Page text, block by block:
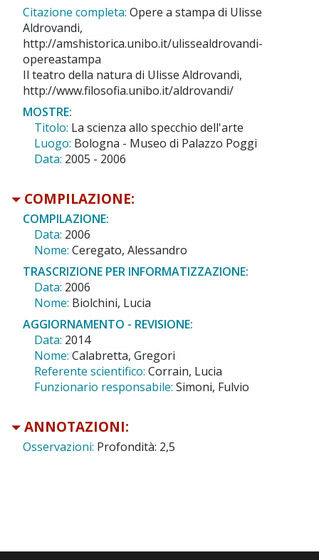
Citazione completa: Opere a stampa di Ulisse
Aldrovandi,
http://amshistorica.unibo.it/ulissealdrovandi-
opereastampa
Il teatro della natura di Ulisse Aldrovandi,
http://www.filosofia.unibo.it/aldrovandi/
MOSTRE:
Titolo: La scienza allo specchio dell'arte
Luogo: Bologna - Museo di Palazzo Poggi
Data: 2005 - 2006
COMPILAZIONE:
COMPILAZIONE:
Data: 2006
Nome: Ceregato, Alessandro
TRASCRIZIONE PER INFORMATIZZAZIONE:
Data: 2006
Nome: Biolchini, Lucia
AGGIORNAMENTO - REVISIONE:
Data: 2014
Nome: Calabretta, Gregori
Referente scientifico: Corrain, Lucia
Funzionario responsabile: Simoni, Fulvio
ANNOTAZIONI:
Osservazioni: Profondità: 2,5